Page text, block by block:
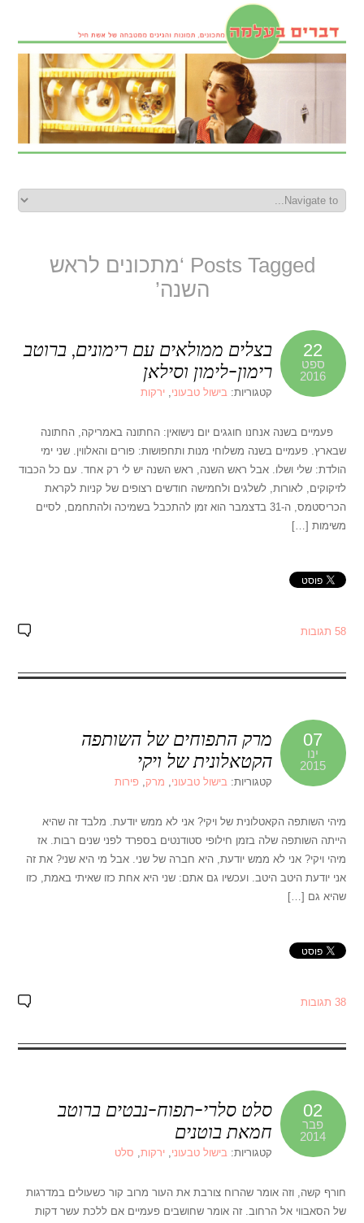
Posts Tagged ‘מתכונים לראש
השנה’
22
ספט
2016
בצלים ממולאים עם רימונים, ברוטב
רימון-לימון וסילאן
קטגוריות:בישול טבעוני,ירקות
פעמיים בשנה אנחנו חוגגים יום נישואין: החתונה באמריקה, החתונה
שבארץ. פעמיים בשנה משלוחי מנות ותחפושות: פורים והאלווין. שני ימי
הולדת: שלי ושלו. אבל ראש השנה, ראש השנה יש לי רק אחד. עם כל הכבוד
לזיקוקים, לאורות, לשלגים ולחמישה חודשים רצופים של קניות לקראת
הכריסטמס, ה-31 בדצמבר הוא זמן להתכבל בשמיכה ולהתחמם, לסיים
משימות […]
58 תגובות
07
ינו
2015
מרק התפוחים של השותפה
הקטאלונית של ויקי
קטגוריות:בישול טבעוני, מרק,פירות
מיהי השותפה הקאטלונית של ויקי? אני לא ממש יודעת. מלבד זה שהיא
הייתה השותפה שלה בזמן חילופי סטודנטים בספרד לפני שנים רבות. אז
מיהי ויקי? אני לא ממש יודעת, היא חברה של שני. אבל מי היא שני? את זה
אני יודעת היטב היטב. ועכשיו גם אתם: שני היא אחת כזו שאיתי באמת, כזו
שהיא גם […]
38 תגובות
02
פבר
2014
סלט סלרי-תפוח-נבטים ברוטב
חמאת בוטנים
קטגוריות:בישול טבעוני,ירקות, סלט
חורף קשה, וזה אומר שהרוח צורבת את העור מרוב קור כשעולים במדרגות
של הסאבווי אל הרחוב. זה אומר שחושבים פעמיים אם ללכת עשר דקות